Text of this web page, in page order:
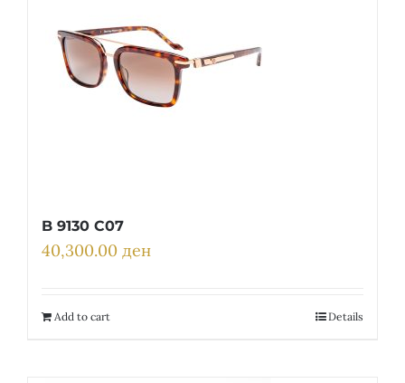
B 9130 C07
40,300.00 ден
Add to cart Details